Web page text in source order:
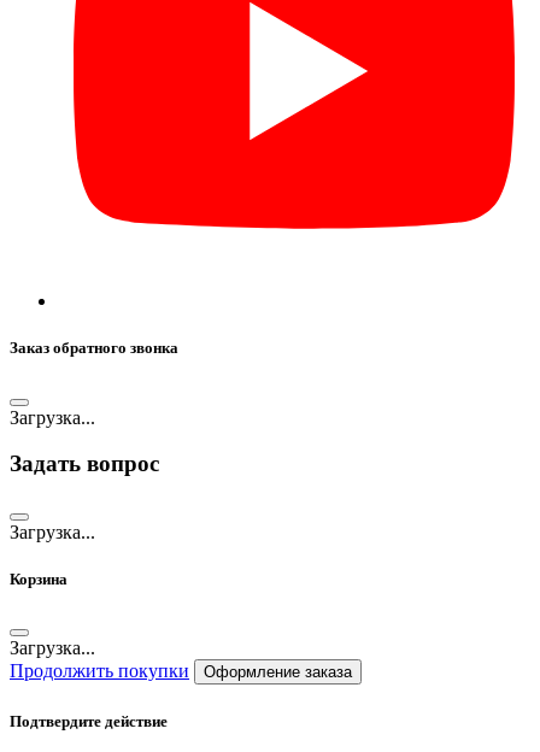
Заказ обратного звонка
Загрузка...
Задать вопрос
Загрузка...
Корзина
Загрузка...
Продолжить покупки
Оформление заказа
Подтвердите действие